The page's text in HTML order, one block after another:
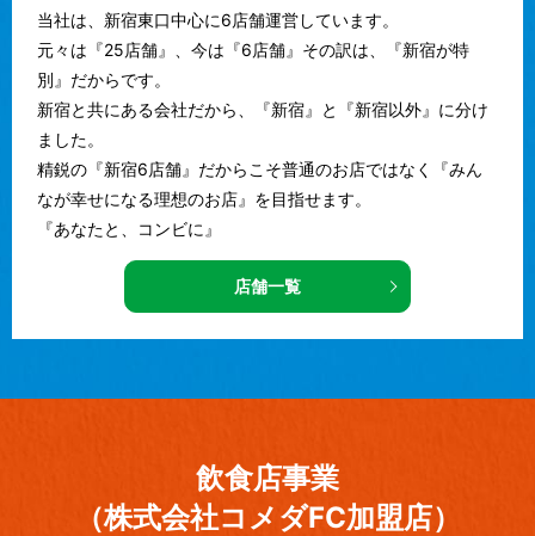
当社は、新宿東口中心に6店舗運営しています。
元々は『25店舗』、今は『6店舗』その訳は、『新宿が特
別』だからです。
新宿と共にある会社だから、『新宿』と『新宿以外』に分け
ました。
精鋭の『新宿6店舗』だからこそ普通のお店ではなく『みん
なが幸せになる理想のお店』を目指せます。
『あなたと、コンビに』
店舗一覧
飲食店事業
（株式会社コメダFC加盟店）